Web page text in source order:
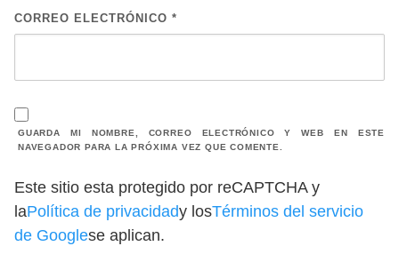
CORREO ELECTRÓNICO *
GUARDA MI NOMBRE, CORREO ELECTRÓNICO Y WEB EN ESTE
NAVEGADOR PARA LA PRÓXIMA VEZ QUE COMENTE.
Este sitio esta protegido por reCAPTCHA y
laPolítica de privacidady losTérminos del servicio
de Googlese aplican.